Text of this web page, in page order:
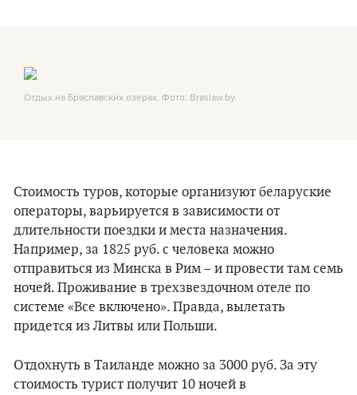
Отдых на Браславских озерах. Фото: Braslaw.by.
Стоимость туров, которые организуют беларуские
операторы, варьируется в зависимости от
длительности поездки и места назначения.
Например, за 1825 руб. с человека можно
отправиться из Минска в Рим – и провести там семь
ночей. Проживание в трехзвездочном отеле по
системе «Все включено». Правда, вылетать
придется из Литвы или Польши.
Отдохнуть в Таиланде можно за 3000 руб. За эту
стоимость турист получит 10 ночей в